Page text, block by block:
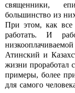
священники,
большинство из
При этом, как
работать. И
Атинский и
жизни проработал
примеры, более
для самого